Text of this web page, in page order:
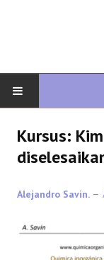
KIMIA ORGANIK
ORGANIK
HETEROCYCLES
Kursus:
Alejandro Savin.